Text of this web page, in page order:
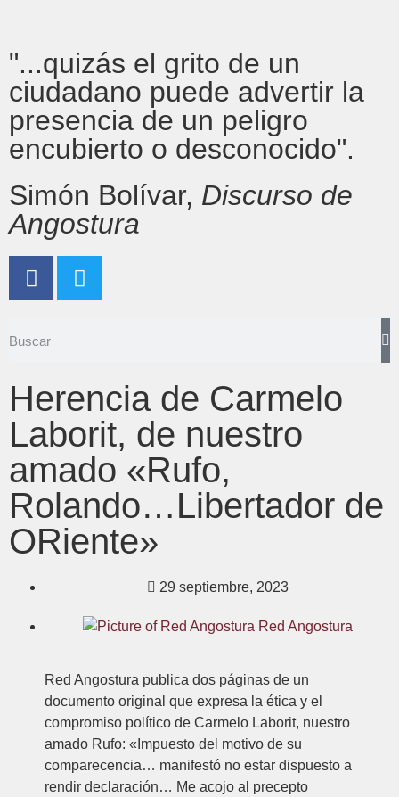
"...quizás el grito de un
ciudadano puede advertir la
presencia de un peligro
encubierto o desconocido".
Simón Bolívar, Discurso de
Angostura
Herencia de Carmelo
Laborit, de nuestro
amado «Rufo,
Rolando…Libertador de
ORiente»
29 septiembre, 2023
Red Angostura
Red Angostura publica dos páginas de un
documento original que expresa la ética y el
compromiso político de Carmelo Laborit, nuestro
amado Rufo: «Impuesto del motivo de su
comparecencia… manifestó no estar dispuesto a
rendir declaración… Me acojo al precepto